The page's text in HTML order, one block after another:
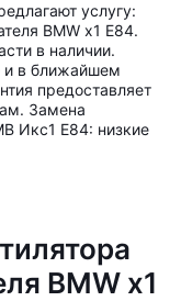
услугу:
BMW x1 E84.
в наличии.
и в ближайшем
предоставляет
Замена
Икс1 Е84: низкие
BMW x1